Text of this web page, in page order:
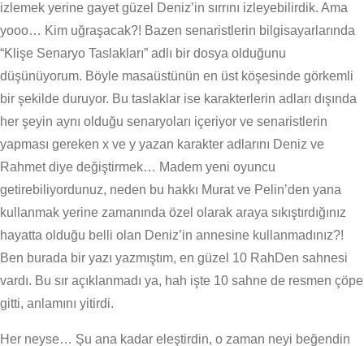
izlemek yerine gayet güzel Deniz’in sırrını izleyebilirdik. Ama
yooo… Kim uğraşacak?! Bazen senaristlerin bilgisayarlarında
“Klişe Senaryo Taslakları” adlı bir dosya olduğunu
düşünüyorum. Böyle masaüstünün en üst köşesinde görkemli
bir şekilde duruyor. Bu taslaklar ise karakterlerin adları dışında
her şeyin aynı olduğu senaryoları içeriyor ve senaristlerin
yapması gereken x ve y yazan karakter adlarını Deniz ve
Rahmet diye değiştirmek… Madem yeni oyuncu
getirebiliyordunuz, neden bu hakkı Murat ve Pelin’den yana
kullanmak yerine zamanında özel olarak araya sıkıştırdığınız
hayatta olduğu belli olan Deniz’in annesine kullanmadınız?!
Ben burada bir yazı yazmıştım, en güzel 10 RahDen sahnesi
vardı. Bu sır açıklanmadı ya, hah işte 10 sahne de resmen çöpe
gitti, anlamını yitirdi.
Her neyse… Şu ana kadar eleştirdin, o zaman neyi beğendin